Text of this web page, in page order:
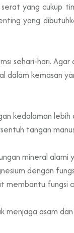
yang cukup
yang
sehari-hari.
kemasan
kedalaman
tangan
mineral
dengan
membantu fungsi
asam